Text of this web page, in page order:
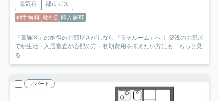
電気有
都市ガス
仲手無料 敷礼0 即入居可
『葛飾区』の納得のお部屋さがしなら『ラテルーム』へ！ 築浅のお部屋
で新生活・入居審査が心配の方・初期費用を抑えたい方にも... もっと見
る
アパート